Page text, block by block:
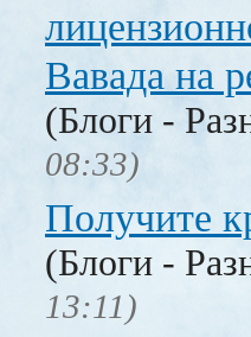
Вавада на
(Блоги -
08:33)
Получите
(Блоги -
13:11)